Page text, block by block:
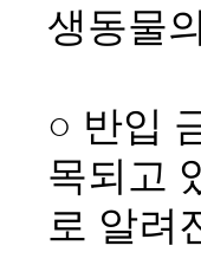
생동물
○ 반입
목되고
로 알려